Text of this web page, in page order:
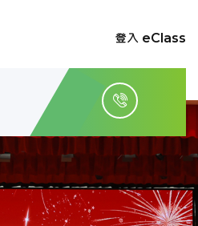
登入 eClass